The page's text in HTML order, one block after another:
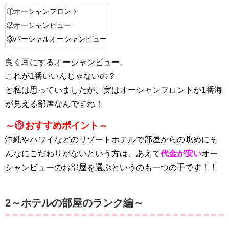
①オーシャンフロント
②オーシャンビュー
③パーシャルオーシャンビュー
良く耳にするオーシャンビュー。
これが1番いいんじゃないの？
と私は思っていましたが、実はオーシャンフロントが1番海
が見える部屋なんですね！
～ おすすめポイント～
沖縄やハワイなどのリゾートホテルで部屋からの眺めにそ
んなにこだわりがないという方は、あえて代金が安いオー
シャンビューのお部屋を選ぶというのも一つの手です！！
2～ホテルの部屋のランク編～